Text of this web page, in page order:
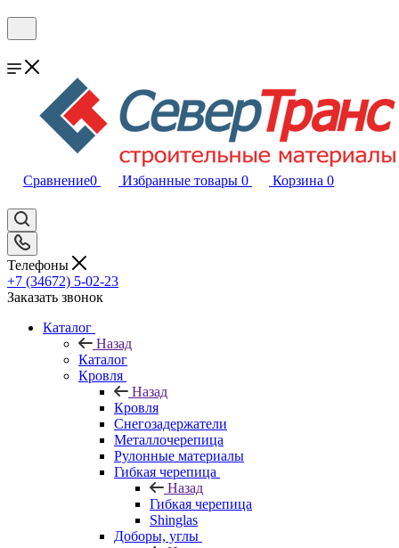
Сравнение0 Избранные товары 0 Корзина 0
Телефоны
+7 (34672) 5-02-23
Заказать звонок
Каталог
Назад
Каталог
Кровля
Назад
Кровля
Снегозадержатели
Металлочерепица
Рулонные материалы
Гибкая черепица
Назад
Гибкая черепица
Shinglas
Доборы, углы